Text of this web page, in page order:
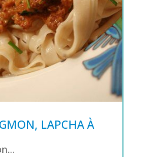
LAPCHA À